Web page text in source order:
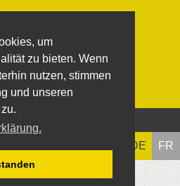
um
zu bieten. Wenn
nutzen, stimmen
und unseren
DE FR
de calorifuge (HVAC)